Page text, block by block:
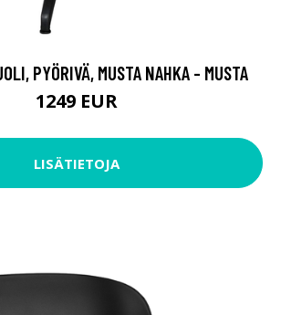
PYÖRIVÄ, MUSTA NAHKA - MUSTA
1249 EUR
LISÄTIETOJA